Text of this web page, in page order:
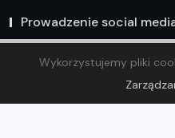
Prowadzenie social
Wykorzystujemy pliki